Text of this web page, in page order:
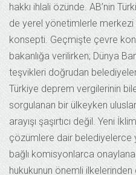
hakkı ihlali özünde. AB’nin
de yerel yönetimlerle merkezi
konsepti. Geçmişte çevre
bakanlığa verilirken; Dünya
teşvikleri doğrudan
Türkiye deprem vergilerinin
sorgulanan bir ülkeyken
arayışı şaşırtıcı değil. Yeni
çözümlere dair belediyelerce
bağlı komisyonlarca
hukukunun önemli